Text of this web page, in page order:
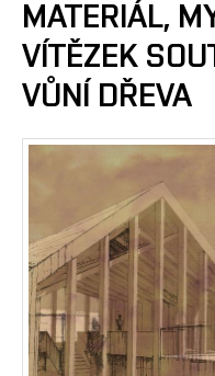
MATERIÁL,
VÍTĚZEK
VŮNÍ DŘEVA